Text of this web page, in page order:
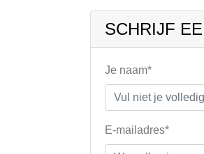
SCHRIJF
Je naam*
E-mailadres*